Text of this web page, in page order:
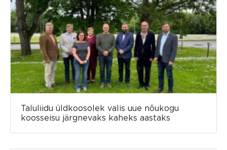
Taluliidu üldkoosolek valis uue nõukogu
koosseisu järgnevaks kaheks aastaks